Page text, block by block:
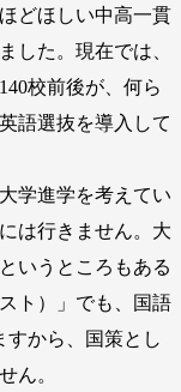
どほしい中高一貫
した。現在では、
校前後が、何ら
語選抜を導入して
学進学を考えてい
は行きません。大
いうところもある
ト）」でも、国語
すから、国策とし
ん。